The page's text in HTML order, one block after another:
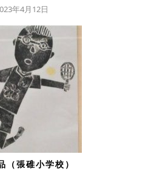
年4月12日
（張碓小学校）